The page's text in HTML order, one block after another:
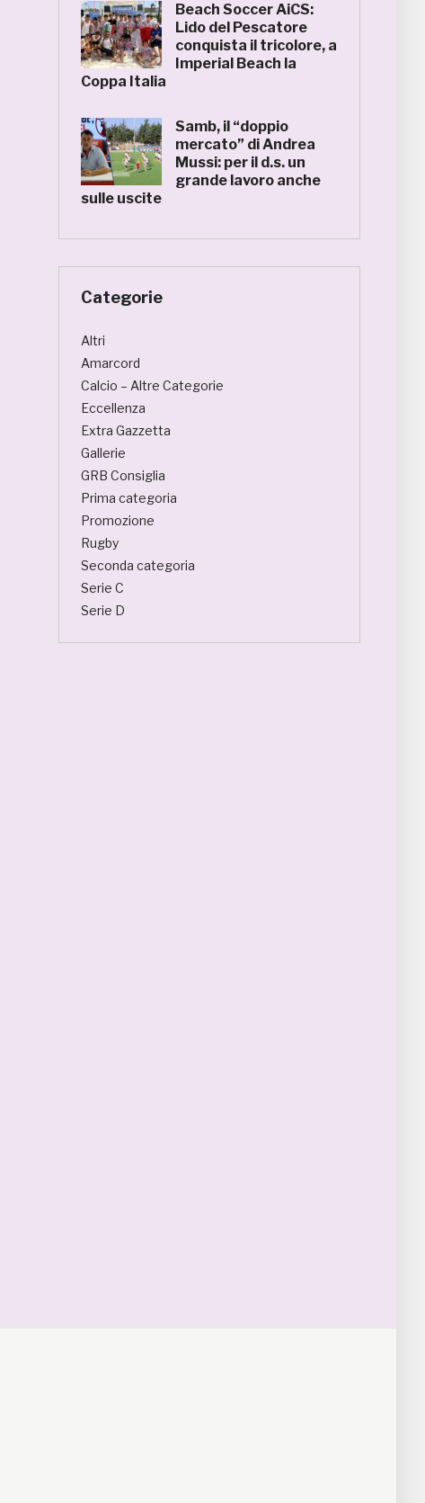
Beach Soccer AiCS:
Lido del Pescatore
conquista il tricolore, a
Imperial Beach la
Coppa Italia
Samb, il “doppio
mercato” di Andrea
Mussi: per il d.s. un
grande lavoro anche
sulle uscite
Categorie
Altri
Amarcord
Calcio – Altre Categorie
Eccellenza
Extra Gazzetta
Gallerie
GRB Consiglia
Prima categoria
Promozione
Rugby
Seconda categoria
Serie C
Serie D